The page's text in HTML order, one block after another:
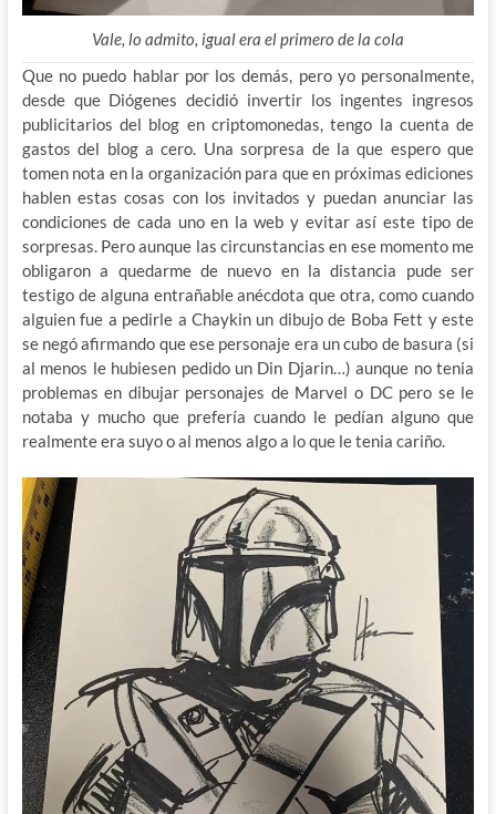
Vale, lo admito, igual era el primero de la cola
Que no puedo hablar por los demás, pero yo personalmente,
desde que Diógenes decidió invertir los ingentes ingresos
publicitarios del blog en criptomonedas, tengo la cuenta de
gastos del blog a cero. Una sorpresa de la que espero que
tomen nota en la organización para que en próximas ediciones
hablen estas cosas con los invitados y puedan anunciar las
condiciones de cada uno en la web y evitar así este tipo de
sorpresas. Pero aunque las circunstancias en ese momento me
obligaron a quedarme de nuevo en la distancia pude ser
testigo de alguna entrañable anécdota que otra, como cuando
alguien fue a pedirle a Chaykin un dibujo de Boba Fett y este
se negó afirmando que ese personaje era un cubo de basura (si
al menos le hubiesen pedido un Din Djarin…) aunque no tenia
problemas en dibujar personajes de Marvel o DC pero se le
notaba y mucho que prefería cuando le pedían alguno que
realmente era suyo o al menos algo a lo que le tenia cariño.